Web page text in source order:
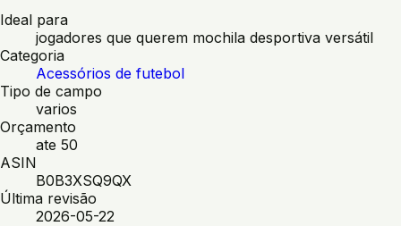
Ideal para
jogadores que querem mochila desportiva versátil
Categoria
Acessórios de futebol
Tipo de campo
varios
Orçamento
ate 50
ASIN
B0B3XSQ9QX
Última revisão
2026-05-22